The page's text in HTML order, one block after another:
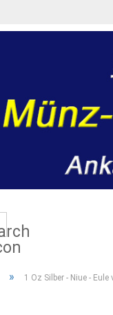
» 1 Oz Silber - Niue -